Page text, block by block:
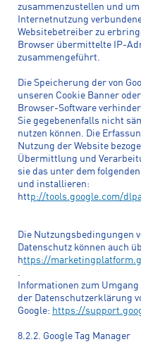
zusammenzustellen und
Internetnutzung
Websitebetreiber zu
Browser übermittelte IP-
zusammengeführt.
Die Speicherung der von
unseren Cookie Banner
Browser-Software
Sie gegebenenfalls nicht
nutzen können. Die
Nutzung der Website
Übermittlung und
sie das unter dem
und installieren:
http://tools.google.com/
Die Nutzungsbedingungen
Datenschutz können auch
https://
.
Informationen zum
der Datenschutzerklärung
Google: https://
8.2.2. Google Tag Manager